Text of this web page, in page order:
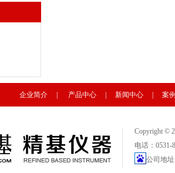
企业简介 产品中心 新闻中心 案
Copyright ©
电话：0531-
公司地